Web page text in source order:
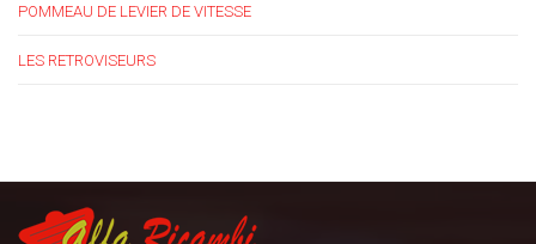
POMMEAU DE LEVIER DE VITESSE
LES RETROVISEURS